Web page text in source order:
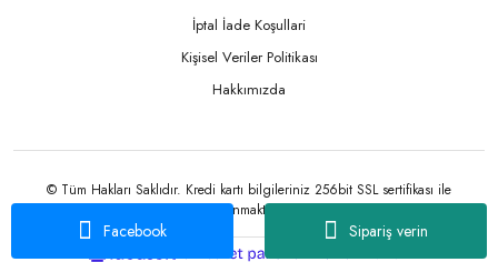
Sipariş verin
Facebook
İptal İade Koşullari
Kişisel Veriler Politikası
Hakkımızda
© Tüm Hakları Saklıdır. Kredi kartı bilgileriniz 256bit SSL sertifikası ile
korunmaktadır.